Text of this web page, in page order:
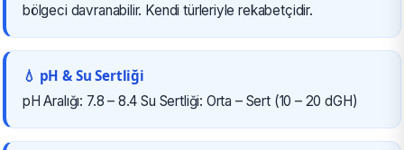
bölgeci davranabilir. Kendi türleriyle rekabetçidir.
💧 pH & Su Sertliği
pH Aralığı: 7.8 – 8.4 Su Sertliği: Orta – Sert (10 – 20 dGH)